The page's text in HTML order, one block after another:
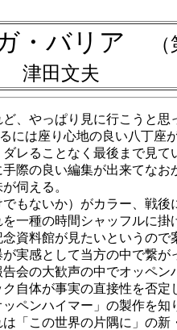
・バリア
津田文夫
、やっぱり見に行こうと思
は座り心地の良い八丁座
ることなく最後まで見
際の良い編集が出来てな
伺える。
ないか）がカラー、戦
種の時間シャッフルに
料館が見たいというの
実感として当方の中で繋
会の大歓声の中でオッペ
自体が事実の直接性を否定
ンハイマー」の製作を
「この世界の片隅に」の新